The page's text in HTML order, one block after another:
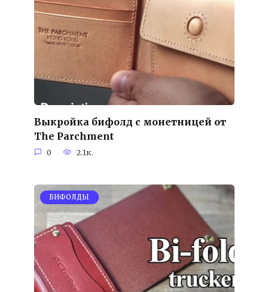
Выкройка бифолд с монетницей от
The Parchment
0 2.1к.
БИФОЛДЫ